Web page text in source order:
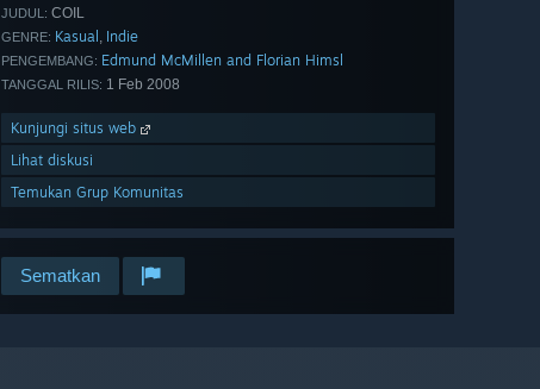
JUDUL: COIL
GENRE: Kasual , Indie
PENGEMBANG: Edmund McMillen and Florian Himsl
TANGGAL RILIS: 1 Feb 2008
Kunjungi situs web
Lihat diskusi
Temukan Grup Komunitas
Sematkan